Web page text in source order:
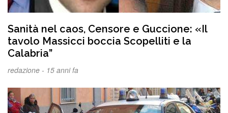
Sanità nel caos, Censore e Guccione: «Il
tavolo Massicci boccia Scopelliti e la
Calabria”
redazione - 15 anni fa